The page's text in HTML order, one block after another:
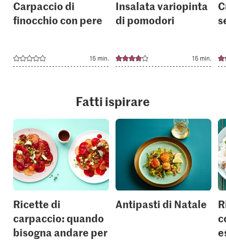
Carpaccio di
finocchio con pere
15 min.
Insalata variopinta
di pomodori
15 min.
Fatti ispirare
Ricette di
carpaccio: quando
bisogna andare per
Antipasti di Natale